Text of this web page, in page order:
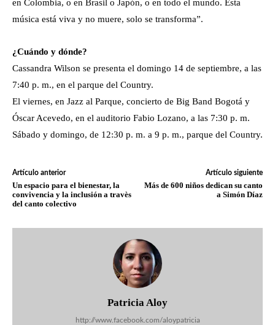
en Colombia, o en Brasil o Japón, o en todo el mundo. Esta
música está viva y no muere, solo se transforma”.
¿Cuándo y dónde?
Cassandra Wilson se presenta el domingo 14 de septiembre, a las
7:40 p. m., en el parque del Country.
El viernes, en Jazz al Parque, concierto de Big Band Bogotá y
Óscar Acevedo, en el auditorio Fabio Lozano, a las 7:30 p. m.
Sábado y domingo, de 12:30 p. m. a 9 p. m., parque del Country.
Artículo anterior
Un espacio para el bienestar, la
convivencia y la inclusión a travès
del canto colectivo
Artículo siguiente
Más de 600 niños dedican su canto
a Simón Díaz
Patricia Aloy
http://www.facebook.com/aloypatricia